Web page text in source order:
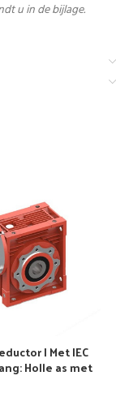
u in de bijlage.
| Met IEC
Holle as met